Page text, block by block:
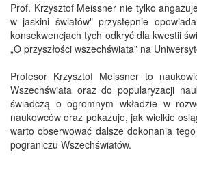
Prof. Krzysztof Meissner nie tylko
w jaskini światów" przystępnie
konsekwencjach tych odkryć dla kwestii
„O przyszłości wszechświata” na
Profesor Krzysztof Meissner to
Wszechświata oraz do popularyzacji
świadczą o ogromnym wkładzie w
naukowców oraz pokazuje, jak wielkie
warto obserwować dalsze dokonania
pograniczu Wszechświatów.